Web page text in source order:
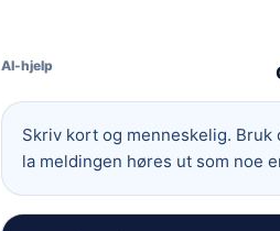
AI-hjelp
Skriv kort og menneskelig. Bruk
la meldingen høres ut som noe